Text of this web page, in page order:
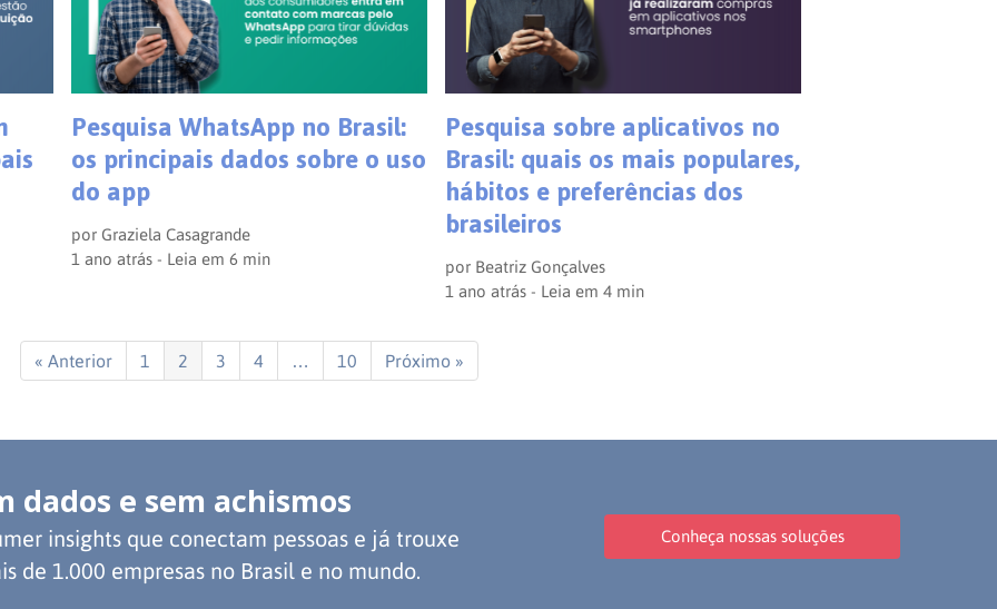
Pesquisa WhatsApp no Brasil:
os principais dados sobre o uso
do app
por Graziela Casagrande
1 ano atrás - Leia em6 min
Pesquisa sobre aplicativos no
Brasil: quais os mais populares,
hábitos e preferências dos
brasileiros
por Beatriz Gonçalves
1 ano atrás - Leia em 4 min
« Anterior 1 2 3 4 … 10 Próximo »
dados e sem achismos
insights que conectam pessoas e já trouxe
de 1.000 empresas no Brasil e no mundo.
Conheça nossas soluções